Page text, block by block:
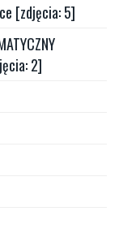
[zdjęcia: 5]
2]